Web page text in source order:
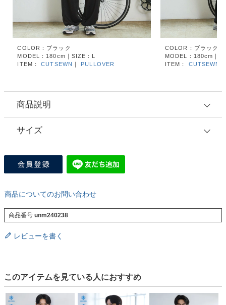
COLOR：ブラック
MODEL：180cm｜SIZE：L
ITEM：CUTSEWN PULLOVER
COLOR：ブラック
MODEL：180cm｜
ITEM： CUTSEWN
商品説明
サイズ
商品についてのお問い合わせ
商品番号 unm240238
レビューを書く
このアイテムを見ている人におすすめ